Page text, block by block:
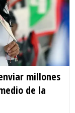
millones
de la